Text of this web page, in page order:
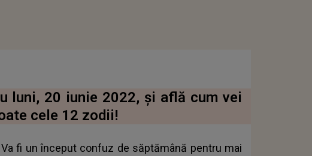
luni, 20 iunie 2022, şi află cum vei
cele 12 zodii!
Va fi un început confuz de săptămână pentru mai